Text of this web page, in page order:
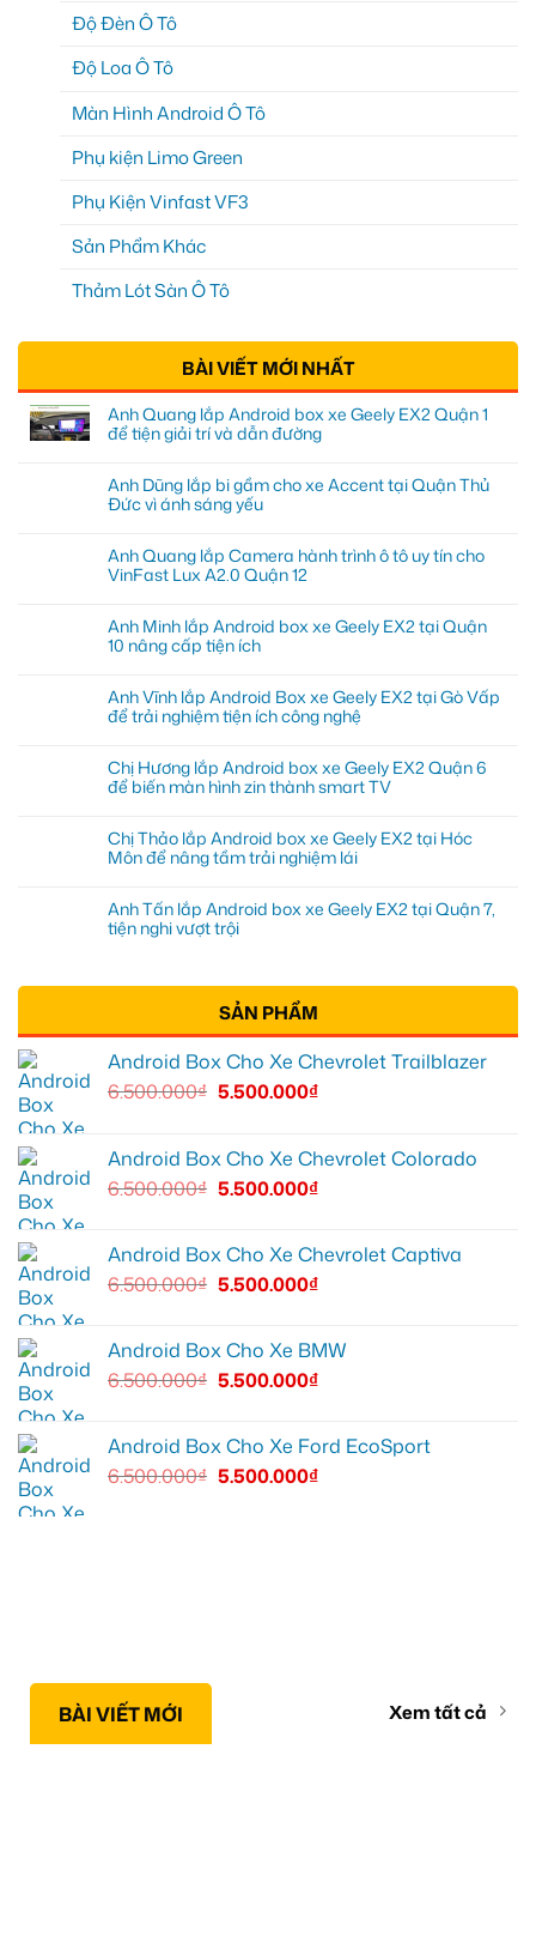
Độ Đèn Ô Tô
Độ Loa Ô Tô
Màn Hình Android Ô Tô
Phụ kiện Limo Green
Phụ Kiện Vinfast VF3
Sản Phẩm Khác
Thảm Lót Sàn Ô Tô
BÀI VIẾT MỚI NHẤT
Anh Quang lắp Android box xe Geely EX2 Quận 1
để tiện giải trí và dẫn đường
Anh Dũng lắp bi gầm cho xe Accent tại Quận Thủ
Đức vì ánh sáng yếu
Anh Quang lắp Camera hành trình ô tô uy tín cho
VinFast Lux A2.0 Quận 12
Anh Minh lắp Android box xe Geely EX2 tại Quận
10 nâng cấp tiện ích
Anh Vĩnh lắp Android Box xe Geely EX2 tại Gò Vấp
để trải nghiệm tiện ích công nghệ
Chị Hương lắp Android box xe Geely EX2 Quận 6
để biến màn hình zin thành smart TV
Chị Thảo lắp Android box xe Geely EX2 tại Hóc
Môn để nâng tầm trải nghiệm lái
Anh Tấn lắp Android box xe Geely EX2 tại Quận 7,
tiện nghi vượt trội
SẢN PHẨM
Android Box Cho Xe Chevrolet Trailblazer
6.500.000₫ 5.500.000₫
Android Box Cho Xe Chevrolet Colorado
6.500.000₫ 5.500.000₫
Android Box Cho Xe Chevrolet Captiva
6.500.000₫ 5.500.000₫
Android Box Cho Xe BMW
6.500.000₫ 5.500.000₫
Android Box Cho Xe Ford EcoSport
6.500.000₫ 5.500.000₫
BÀI VIẾT MỚI Xem tất cả